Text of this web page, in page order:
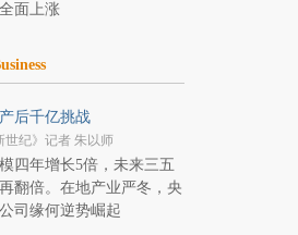
面上涨
后千亿挑战
世纪》记者 朱以师
四年增长5倍，未来三五
翻倍。在地产业严冬，央
司缘何逆势崛起